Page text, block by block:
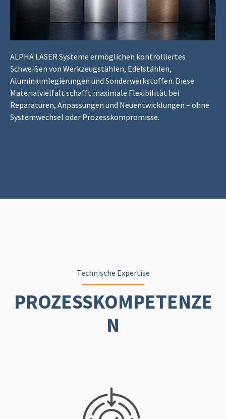
ALPHA LASER Systeme ermöglichen kontrolliertes
Schweißen von Werkzeugstählen, Edelstählen,
Aluminiumlegierungen und Sonderwerkstoffen. Diese
Materialvielfalt schafft maximale Flexibilität bei
Reparaturen, Anpassungen und Neuentwicklungen – ohne
Systemwechsel oder Prozesskompromisse.
Technische Expertise
PROZESSKOMPETENZE
N